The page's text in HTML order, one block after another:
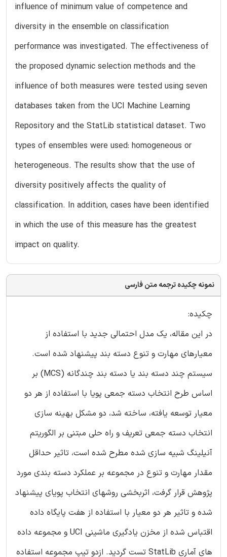
influence of minimum value of competence and
diversity in the ensemble on classification
performance was investigated. The effectiveness of
the proposed dynamic selection methods and the
influence of both measures were tested using seven
databases taken from the UCI Machine Learning
Repository and the StatLib statistical dataset. Two
types of ensembles were used: homogeneous or
heterogeneous. The results show that the use of
diversity positively affects the quality of
classification. In addition, cases have been identified
in which the use of this measure has the greatest
impact on quality.
نمونه چکیده ترجمه متن فارسی
چکیده:
در این مقاله، یک مدل احتمالی جدید با استفاده از
معیارهای مهارت و تنوع دسته بند پیشنهاد شده است.
سیستم چند دسته بند یا دسته بند چندگانه (MCS) بر
اساس طرح انتخاب دسته جمعی پویا با استفاده از هر دو
معیار توسعه یافته، ساخته شد، دو مشکل بهینه سازی
انتخاب دسته جمعی تعریف و راه حلی مبتنی بر الگوریتم
آنیلینگ شبیه سازی شده مطرح شده است، تاثیر حداقل
مقدار مهارت و تنوع در مجموعه بر عملکرد دسته بندی مورد
پژوهش قرار گرفت، اثربخشی روشهای انتخاب پویای پیشنهاد
شده و تاثیر هر دو معیار با استفاده از هفت پایگاه داده
اقتباس شده از مخزن یادگیری ماشینی UCI و مجموعه داده
های آماری StatLib تست گردید. ازدو تیپ مجموعه استفاده